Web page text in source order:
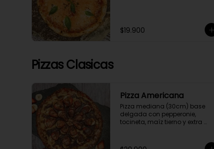
$19.900
Pizzas Clasicas
Pizza Americana
Pizza mediana (30cm) base
delgada con pepperonie,
tocineta, maíz tierno y extra